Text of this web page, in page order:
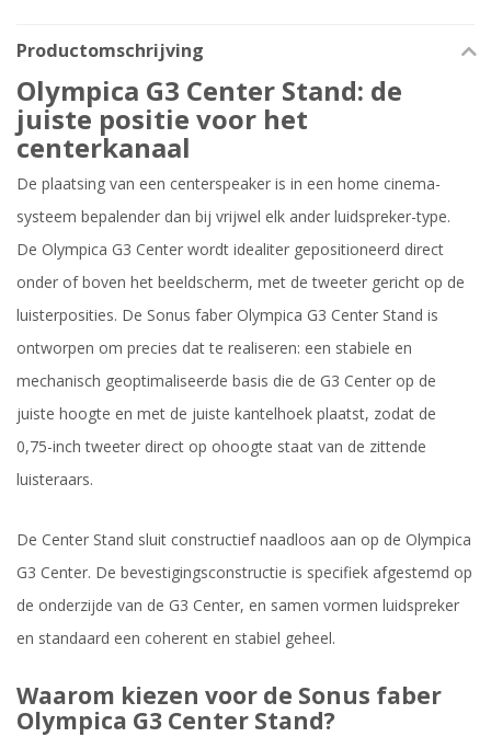
Productomschrijving
Olympica G3 Center Stand: de
juiste positie voor het
centerkanaal
De plaatsing van een centerspeaker is in een home cinema-
systeem bepalender dan bij vrijwel elk ander luidspreker-type.
De Olympica G3 Center wordt idealiter gepositioneerd direct
onder of boven het beeldscherm, met de tweeter gericht op de
luisterposities. De Sonus faber Olympica G3 Center Stand is
ontworpen om precies dat te realiseren: een stabiele en
mechanisch geoptimaliseerde basis die de G3 Center op de
juiste hoogte en met de juiste kantelhoek plaatst, zodat de
0,75-inch tweeter direct op ohoogte staat van de zittende
luisteraars.
De Center Stand sluit constructief naadloos aan op de Olympica
G3 Center. De bevestigingsconstructie is specifiek afgestemd op
de onderzijde van de G3 Center, en samen vormen luidspreker
en standaard een coherent en stabiel geheel.
Waarom kiezen voor de Sonus faber
Olympica G3 Center Stand?